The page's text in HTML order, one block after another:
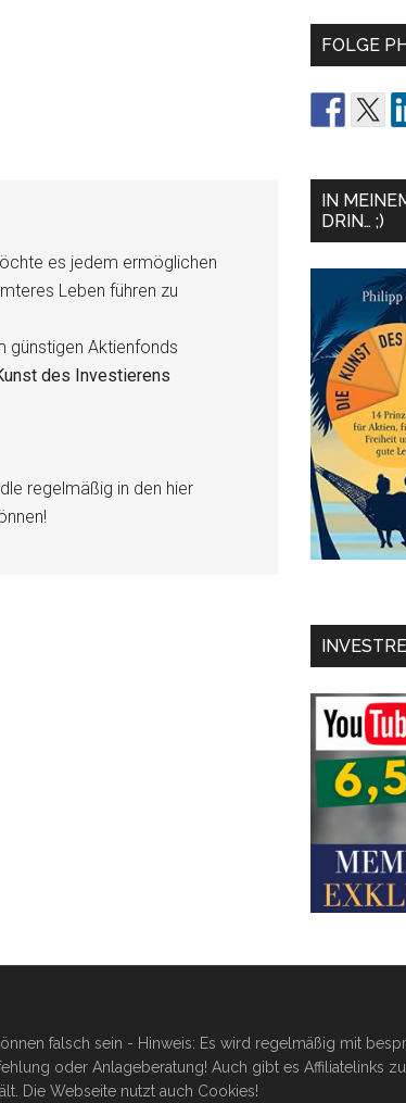
es jedem ermöglichen
Leben führen zu
günstigen Aktienfonds
des Investierens
regelmäßig in den hier
FOLGE
IN
DRIN… ;)
falsch sein - Hinweis: Es wird regelmäßig mit
oder Anlageberatung! Auch gibt es Affiliatelinks
Die Webseite nutzt auch Cookies!